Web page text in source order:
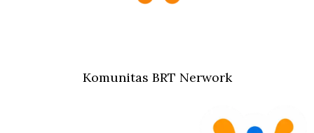
Komunitas BRT Nerwork